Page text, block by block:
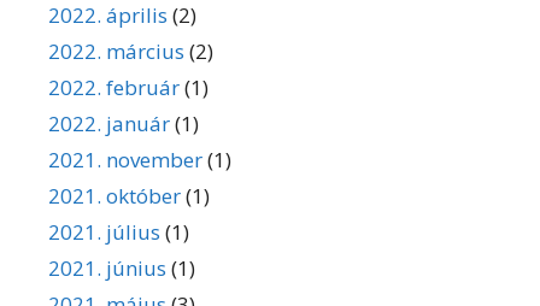
2022. április (2)
2022. március (2)
2022. február(1)
2022. január(1)
2021. november(1)
2021. október(1)
2021. július (1)
2021. június (1)